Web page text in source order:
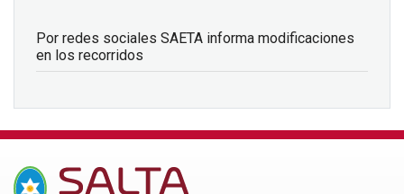
Por redes sociales SAETA informa modificaciones
en los recorridos